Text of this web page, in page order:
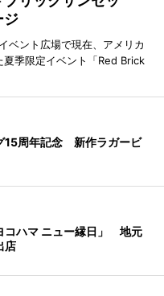
ジ
ベント広場で現在、アメリカ
季限定イベント「Red Brick
15周年記念 新作ラガービ
コハマ ニュー縁日」 地元
店